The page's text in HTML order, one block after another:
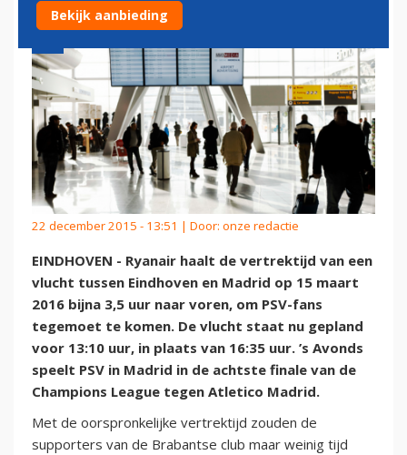
22 december 2015 - 13:51 | Door: onze redactie
EINDHOVEN - Ryanair haalt de vertrektijd van een
vlucht tussen Eindhoven en Madrid op 15 maart
2016 bijna 3,5 uur naar voren, om PSV-fans
tegemoet te komen. De vlucht staat nu gepland
voor 13:10 uur, in plaats van 16:35 uur. ’s Avonds
speelt PSV in Madrid in de achtste finale van de
Champions League tegen Atletico Madrid.
Met de oorspronkelijke vertrektijd zouden de
supporters van de Brabantse club maar weinig tijd
Bekijk aanbieding